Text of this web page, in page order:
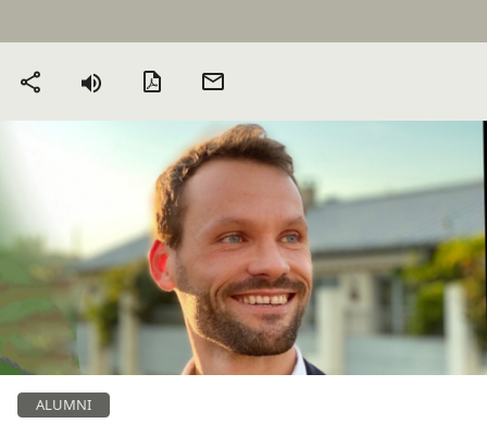
Partager Version PDF
ALUMNI